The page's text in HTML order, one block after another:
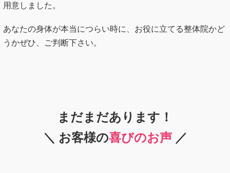
用意しました。
あなたの身体が本当につらい時に、お役に立てる整体院かど
うかぜひ、ご判断下さい。
まだまだあります！
＼ お客様の喜びのお声／